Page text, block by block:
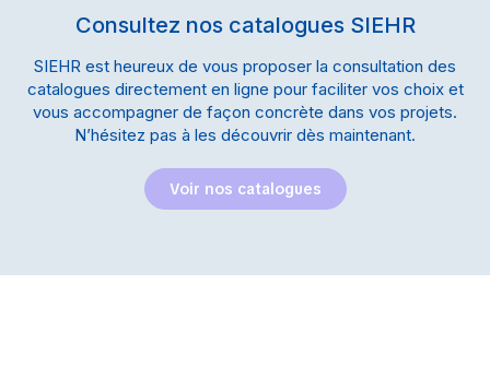
Consultez nos catalogues SIEHR
SIEHR est heureux de vous proposer la consultation des
catalogues directement en ligne pour faciliter vos choix et
vous accompagner de façon concrète dans vos projets.
N’hésitez pas à les découvrir dès maintenant.
Voir nos catalogues